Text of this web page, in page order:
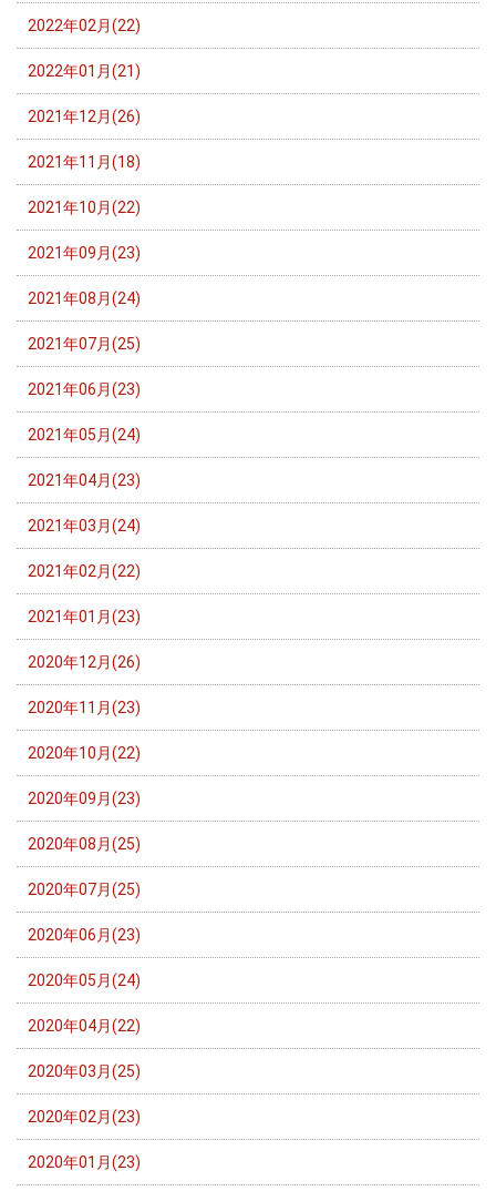
2022年02月(22)
2022年01月(21)
2021年12月(26)
2021年11月(18)
2021年10月(22)
2021年09月(23)
2021年08月(24)
2021年07月(25)
2021年06月(23)
2021年05月(24)
2021年04月(23)
2021年03月(24)
2021年02月(22)
2021年01月(23)
2020年12月(26)
2020年11月(23)
2020年10月(22)
2020年09月(23)
2020年08月(25)
2020年07月(25)
2020年06月(23)
2020年05月(24)
2020年04月(22)
2020年03月(25)
2020年02月(23)
2020年01月(23)